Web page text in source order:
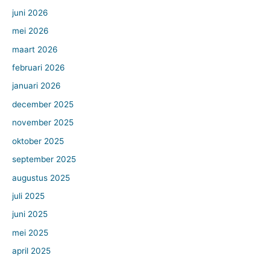
juni 2026
mei 2026
maart 2026
februari 2026
januari 2026
december 2025
november 2025
oktober 2025
september 2025
augustus 2025
juli 2025
juni 2025
mei 2025
april 2025